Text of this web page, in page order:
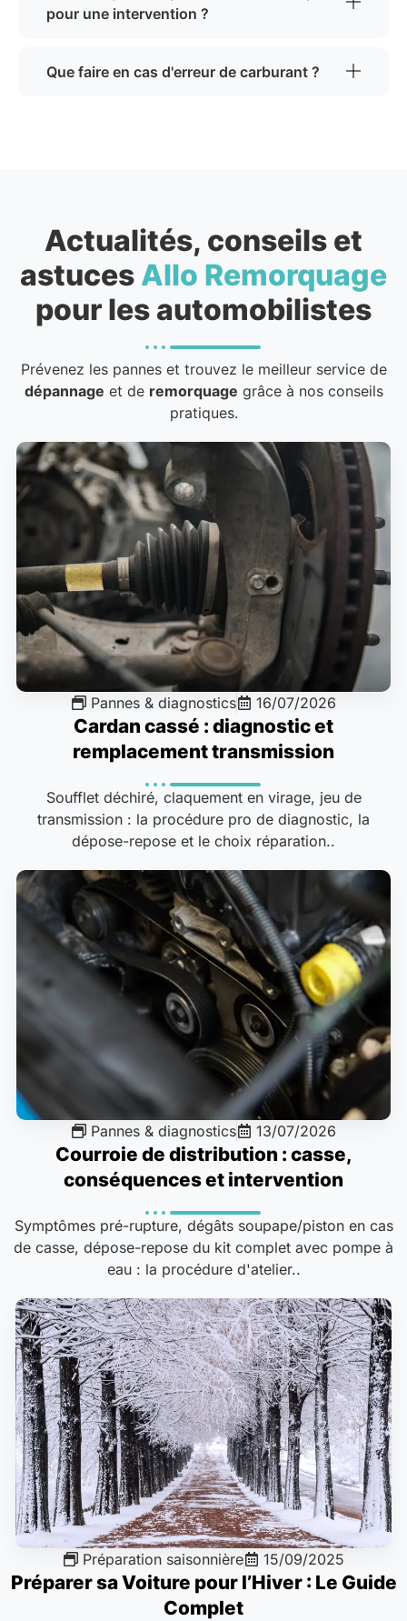
pour une intervention ?
Que faire en cas d'erreur de carburant ?
Actualités, conseils et
astuces Allo Remorquage
pour les automobilistes
Prévenez les pannes et trouvez le meilleur service de
dépannage et de remorquage grâce à nos conseils
pratiques.
Pannes & diagnostics 16/07/2026
Cardan cassé : diagnostic et
remplacement transmission
Soufflet déchiré, claquement en virage, jeu de
transmission : la procédure pro de diagnostic, la
dépose-repose et le choix réparation..
Pannes & diagnostics 13/07/2026
Courroie de distribution : casse,
conséquences et intervention
Symptômes pré-rupture, dégâts soupape/piston en cas
de casse, dépose-repose du kit complet avec pompe à
eau : la procédure d'atelier..
Préparation saisonnière 15/09/2025
Préparer sa Voiture pour l’Hiver : Le Guide
Complet